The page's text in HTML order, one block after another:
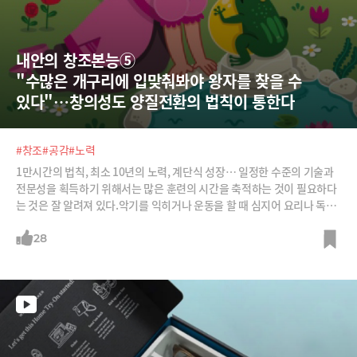
내안의 창조본능⑤
"수많은 개구리에 입맞춰봐야 왕자를 찾을 수
있다"…창의성도 양질전환의 법칙이 통한다
#창조#공감#노력
1만시간의 법칙, 최소 10년의 노력, 계단식 성장… 일정한 수준의 기술과
전문성을 획득하기 위해서는 많은 훈련의 시간을 축적하는 것이 필요하다
는 것은 잘 알려져 있다.악기를 익히거나 운동을 할 때 심지어 요리나 독서
것이다. 조직 생활 역시 1년차보다는 10년차가 평균적으로 더 능숙하게 같
그런 아이디어를 쏟아내는 사람과 한두 개의 뛰어난 아이디어에 집중하려
는 직원 중 누가 혁신을 이끌어 낼 가능성이 많을까.예술이나 학문의 경우
양과 질은 비례관계에 있다거나 그 반대라고 함부로 말하기 어렵다. 예술
적 평가는 주관적이기 때문이다. 다작의 예술가와 일생일대의 한두 작품만
28